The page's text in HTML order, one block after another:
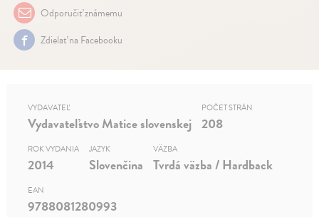
Odporučiť známemu
Zdielať na Facebooku
VYDAVATEĽ
Vydavateľstvo Matice slovenskej
POČET STRÁN
208
ROK VYDANIA
2014
JAZYK
Slovenčina
VÄZBA
Tvrdá väzba / Hardback
EAN
9788081280993